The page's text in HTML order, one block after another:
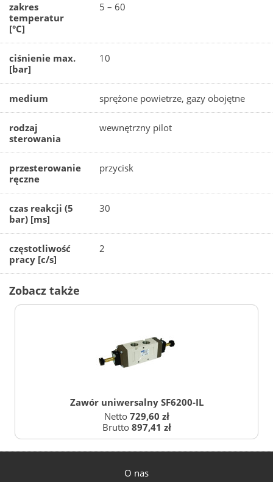
zakres
temperatur
[°C]
5 – 60
ciśnienie max.
[bar]
10
medium sprężone powietrze, gazy obojętne
rodzaj
sterowania
wewnętrzny pilot
przesterowanie
ręczne
przycisk
czas reakcji (5
bar) [ms]
30
częstotliwość
pracy [c/s]
2
Zobacz także
Zawór uniwersalny SF6200-IL
Netto 729,60 zł
Brutto 897,41 zł
O nas